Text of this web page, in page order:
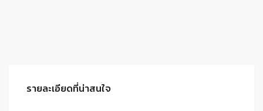
รายละเอียดที่น่าสนใจ